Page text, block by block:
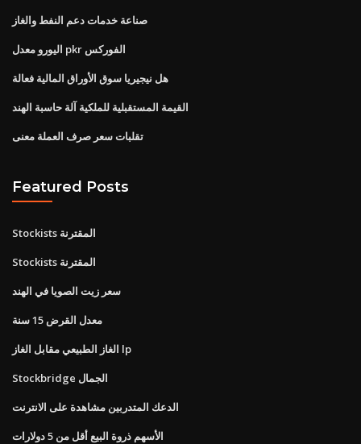
صناعة خدمات دعم النفط والغاز
اليورو معدل pkr الفوركس
هل نيجيريا سوق الأوراق المالية فعالة
القيمة المستقبلية للملكية آلة حاسبة الهند
تقلبات سعر صرف العملة معنى
Featured Posts
Stockists المقترنة
Stockists المقترنة
سعر زيت الصويا في الهند
معدل القرض 15 سنة
الغاز الطبيعي مقابل الغاز lp
Stockbridge الجمال
الدعك المتدربين مشاهدة على الانترنت
الأسهم ذروة البيع أقل من 5 دولارات